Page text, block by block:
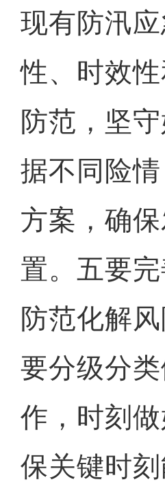
现有防汛
性、时效
防范，坚
据不同险
方案，确
置。五要
防范化解
要分级分
作，时刻
保关键时